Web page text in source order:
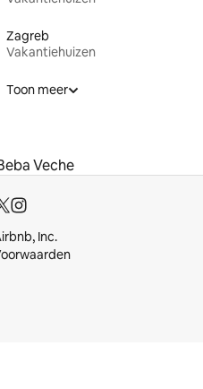
Zagreb
Vakantiehuizen
Toon meer
Veche
Inc.